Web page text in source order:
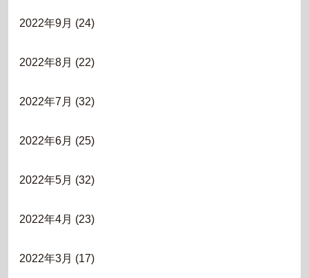
2022年9月 (24)
2022年8月 (22)
2022年7月 (32)
2022年6月 (25)
2022年5月 (32)
2022年4月 (23)
2022年3月 (17)